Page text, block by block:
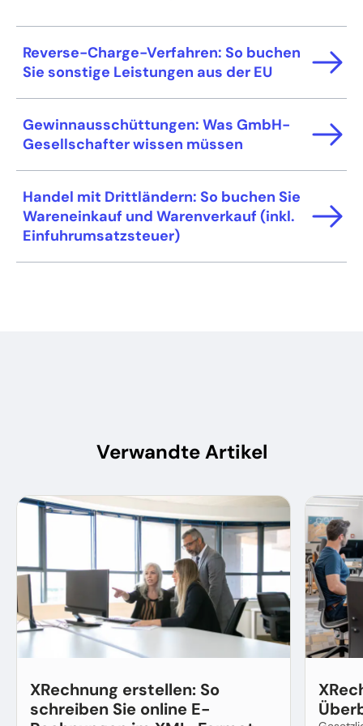
Arbeit. Die Bezahlung erfolgt hier unabhängig
vom Arbeitserfolg.
bestehen umfassendere
Gewährleistungspflichten und das wesentliche
Risiko für das Scheitern der Arbeit während
der Herstellung liegt beim Auftragnehmer.
Reverse-Charge-Verfahren: So buchen
Sie sonstige Leistungen aus der EU
Gewinnausschüttungen: Was GmbH-
Gesellschafter wissen müssen
Handel mit Drittländern: So buchen Sie
Wareneinkauf und Warenverkauf (inkl.
Einfuhrumsatzsteuer)
Verwandte Artikel
XRechnung erstellen: So
schreiben Sie online E-